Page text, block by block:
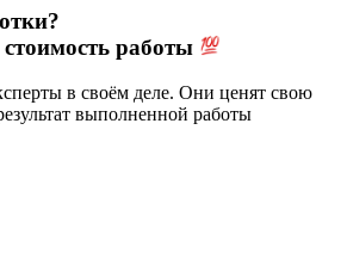
работы
в своём деле. Они ценят свою
выполненной работы